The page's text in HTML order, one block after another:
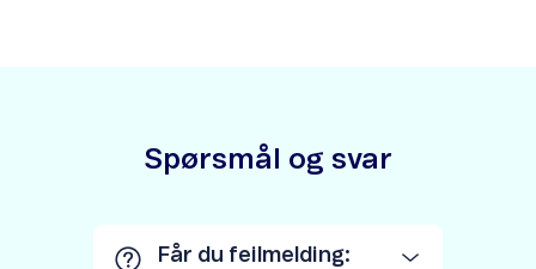
Spørsmål og svar
Får du feilmelding: